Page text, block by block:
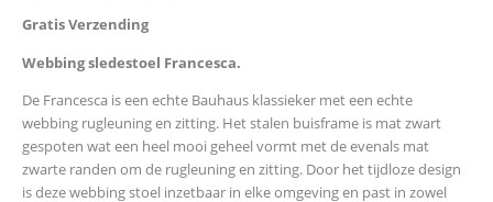
Gratis Verzending
Webbing sledestoel Francesca.
De Francesca is een echte Bauhaus klassieker met een echte
webbing rugleuning en zitting. Het stalen buisframe is mat zwart
gespoten wat een heel mooi geheel vormt met de evenals mat
zwarte randen om de rugleuning en zitting. Door het tijdloze design
is deze webbing stoel inzetbaar in elke omgeving en past in zowel